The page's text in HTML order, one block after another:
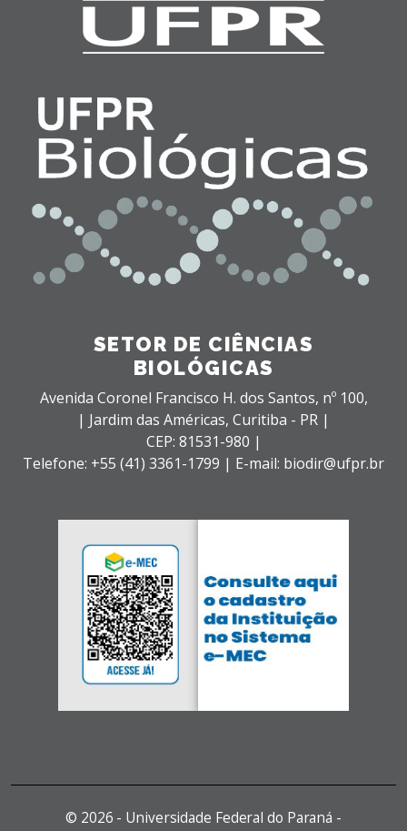
SETOR DE CIÊNCIAS
BIOLÓGICAS
Avenida Coronel Francisco H. dos Santos, nº 100,
| Jardim das Américas, Curitiba - PR |
CEP: 81531-980 |
Telefone: +55 (41) 3361-1799 | E-mail: biodir@ufpr.br
© 2026 - Universidade Federal do Paraná -